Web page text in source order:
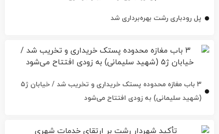
پل رودباری رشت بهره‌برداری شد
۳ باب مغازه محدوده پستک خریداری و تخریب شد / خیابان ژ۵
(شهید سلیمانی) به زودی افتتاح می‌شود